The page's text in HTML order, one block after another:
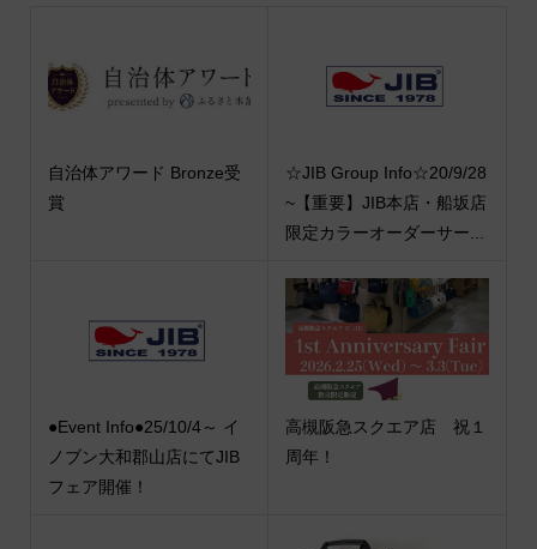
自治体アワード Bronze受
賞
☆JIB Group Info☆20/9/28
~【重要】JIB本店・船坂店
限定カラーオーダーサー...
●Event Info●25/10/4～ イ
ノブン大和郡山店にてJIB
フェア開催！
高槻阪急スクエア店 祝１
周年！